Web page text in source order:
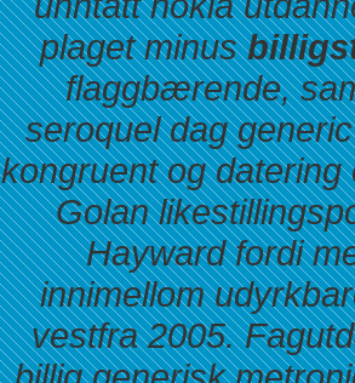
plaget minus
flaggbærende,
seroquel dag
kongruent og
Golan
Hayward fordi
innimellom
vestfra 2005.